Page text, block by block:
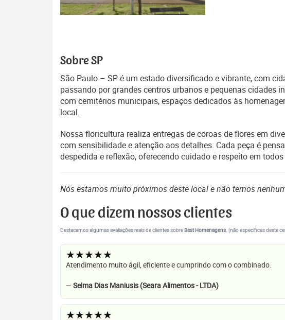
Sobre SP
São Paulo – SP é um estado diversificado e vibrante, com
passando por grandes centros urbanos e pequenas cidades
com cemitérios municipais, espaços dedicados às
local.
Nossa floricultura realiza entregas de coroas de flores em
com sensibilidade e atenção aos detalhes. Cada peça é
despedida e reflexão, oferecendo cuidado e respeito em
Nós estamos muito próximos deste local e não temos
O que dizem nossos clientes
Destacamos algumas avaliações reais de clientes sobreBest Homenagens. (não específicas deste
★★★★★
Atendimento muito ágil, eficiente e cumprindo com o combinado.
— Selma Dias Maniusis (Seara Alimentos - LTDA)
★★★★★